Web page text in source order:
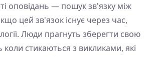
оповідань — пошук зв'язку між
цей зв'язок існує через час,
Люди прагнуть зберегти свою
коли стикаються з викликами, які